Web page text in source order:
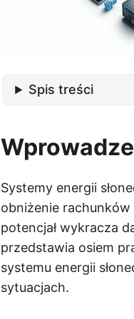
Spis treści
Systemy energii
obniżenie
potencjał wykracza
przedstawia osiem
systemu energii
sytuacjach.